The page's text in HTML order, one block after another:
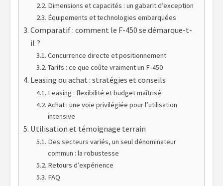
Dimensions et capacités : un gabarit d’exception
Équipements et technologies embarquées
Comparatif : comment le F-450 se démarque-t-
il ?
Concurrence directe et positionnement
Tarifs : ce que coûte vraiment un F-450
Leasing ou achat : stratégies et conseils
Leasing : flexibilité et budget maîtrisé
Achat : une voie privilégiée pour l’utilisation
intensive
Utilisation et témoignage terrain
Des secteurs variés, un seul dénominateur
commun : la robustesse
Retours d’expérience
FAQ